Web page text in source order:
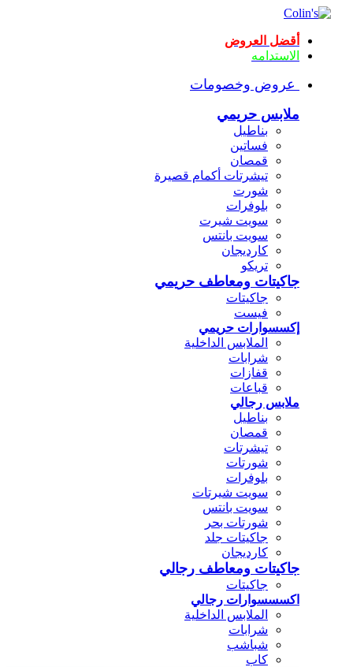
أقضل العروض
الاستدامه
عروض وخصومات
ملابس حريمي
بناطيل
فساتين
قمصان
تيشرتات أكمام قصيرة
شورت
بلوفرات
سويت شيرت
سويت بانتس
كارديجان
تريكو
جاكيتات ومعاطف حريمي
جاكيتات
فيست
إكسسوارات حريمي
الملابس الداخلية
شرابات
قفازات
قباعات
ملابس رجالي
بناطيل
قمصان
تيشرتات
شورتات
بلوفرات
سويت شيرتات
سويت بانتس
شورتات بحر
جاكيتات جلد
كارديجان
جاكيتات ومعاطف رجالي
جاكيتات
اكسسسوارات رجالي
الملابس الداخلية
شرابات
شباشب
كاب